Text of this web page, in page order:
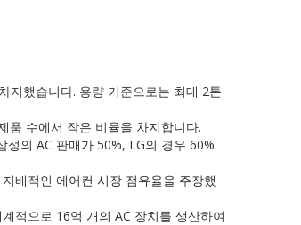
지했습니다. 용량 기준으로는 최대 2톤
품 수에서 작은 비율을 차지합니다.
의 AC 판매가 50%, LG의 경우 60%
배적인 에어컨 시장 점유율을 주장했
적으로 16억 개의 AC 장치를 생산하여